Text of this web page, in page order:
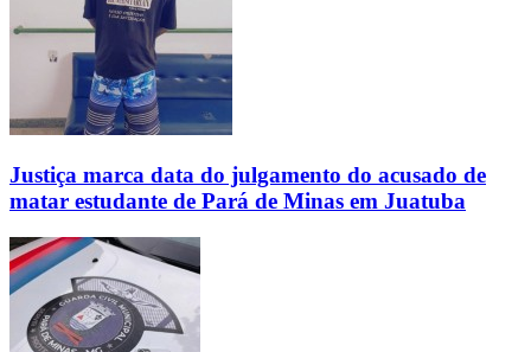
Justiça marca data do julgamento do acusado de
matar estudante de Pará de Minas em Juatuba